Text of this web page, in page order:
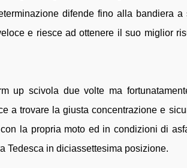
difende fino alla bandiera a
e riesce ad ottenere il suo miglior
up scivola due volte ma
a trovare la giusta concentrazione e
la propria moto ed in condizioni di
Tedesca in diciassettesima posizione.